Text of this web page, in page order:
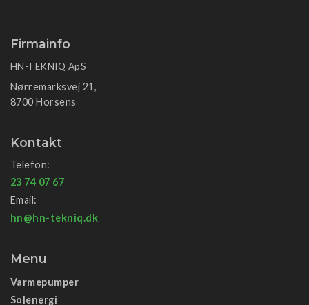
Firmainfo
HN-TEKNIQ ApS
Nørremarksvej 21,
8700 Horsens
Kontakt
Telefon:
23 74 07 67
Email:
hn@hn-tekniq.dk
Menu
Varmepumper
Solenergi